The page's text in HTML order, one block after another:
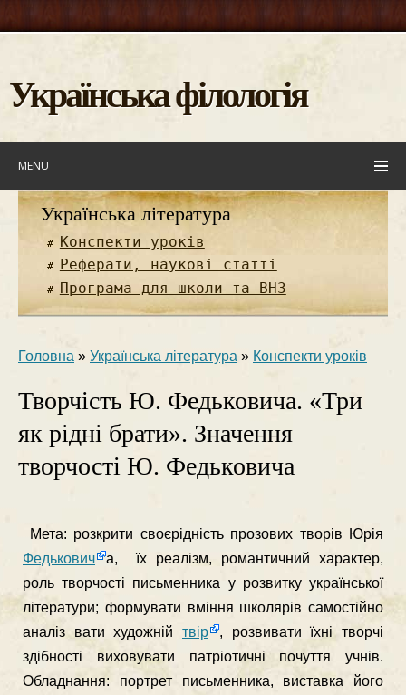
Українська філологія
MENU
Українська література
Конспекти уроків
Реферати, наукові статті
Програма для школи та ВНЗ
Головна » Українська література » Конспекти уроків
Творчість Ю. Федьковича. «Три
як рідні брати». Значення
творчості Ю. Федьковича
Мета: розкрити своєрідність прозових творів Юрія
Федькович
а, їх реалізм, романтичний характер,
роль творчості письменника у розвитку української
літератури; формувати вміння школярів самостійно
аналіз вати художній твір
, розвивати їхні творчі
здібності виховувати патріотичні почуття учнів.
Обладнання: портрет письменника, виставка його